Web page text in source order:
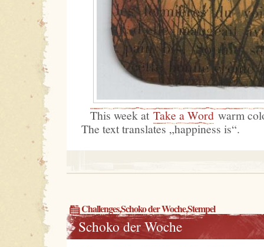
This week at Take a Wordwarm
The text translates „happiness is“.
Challenges,Schoko der Woche,Stempel
Schoko der Woche